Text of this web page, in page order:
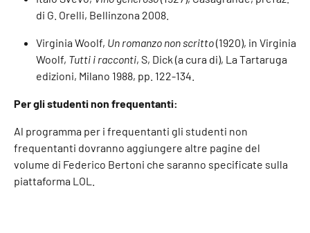
di G. Orelli, Bellinzona 2008.
Virginia Woolf, Un romanzo non scritto(1920), in Virginia
Woolf, Tutti i racconti, S, Dick (a cura di), La Tartaruga
edizioni, Milano 1988, pp. 122-134.
Per gli studenti non frequentanti:
Al programma per i frequentanti gli studenti non
frequentanti dovranno aggiungere altre pagine del
volume di Federico Bertoni che saranno specificate sulla
piattaforma LOL.